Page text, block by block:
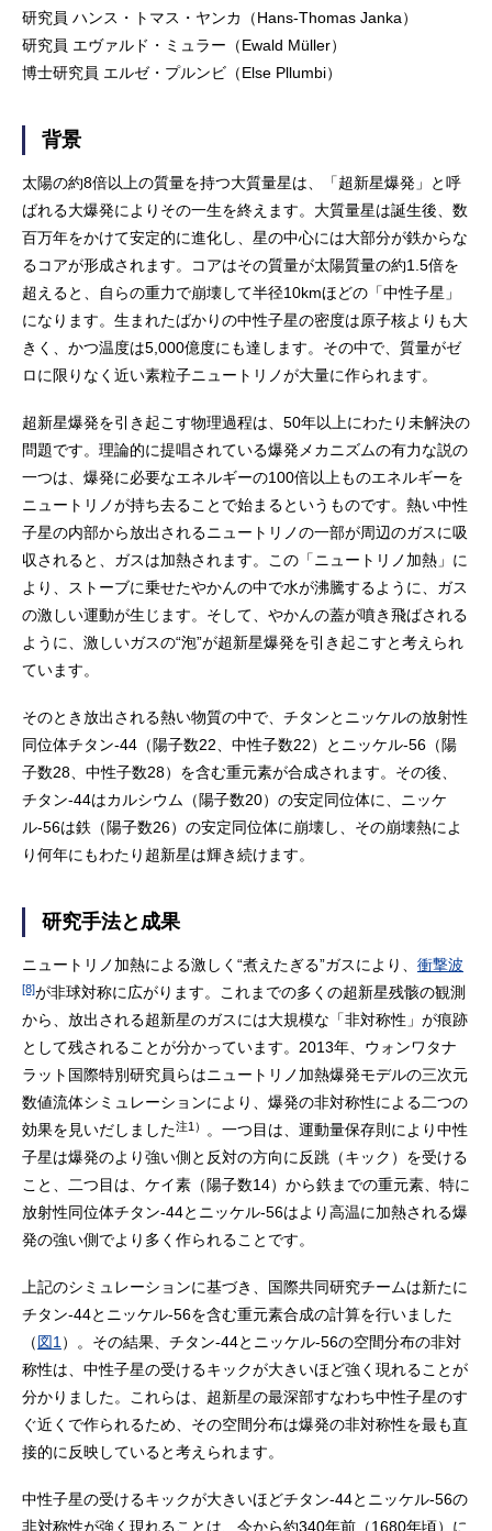
研究員 ハンス・トマス・ヤンカ（Hans-Thomas Janka）
研究員 エヴァルド・ミュラー（Ewald Müller）
博士研究員 エルゼ・プルンビ（Else Pllumbi）
背景
太陽の約8倍以上の質量を持つ大質量星は、「超新星爆発」と呼
ばれる大爆発によりその一生を終えます。大質量星は誕生後、数
百万年をかけて安定的に進化し、星の中心には大部分が鉄からな
るコアが形成されます。コアはその質量が太陽質量の約1.5倍を
超えると、自らの重力で崩壊して半径10kmほどの「中性子星」
になります。生まれたばかりの中性子星の密度は原子核よりも大
きく、かつ温度は5,000億度にも達します。その中で、質量がゼ
ロに限りなく近い素粒子ニュートリノが大量に作られます。
超新星爆発を引き起こす物理過程は、50年以上にわたり未解決の
問題です。理論的に提唱されている爆発メカニズムの有力な説の
一つは、爆発に必要なエネルギーの100倍以上ものエネルギーを
ニュートリノが持ち去ることで始まるというものです。熱い中性
子星の内部から放出されるニュートリノの一部が周辺のガスに吸
収されると、ガスは加熱されます。この「ニュートリノ加熱」に
より、ストーブに乗せたやかんの中で水が沸騰するように、ガス
の激しい運動が生じます。そして、やかんの蓋が噴き飛ばされる
ように、激しいガスの“泡”が超新星爆発を引き起こすと考えられ
ています。
そのとき放出される熱い物質の中で、チタンとニッケルの放射性
同位体チタン-44（陽子数22、中性子数22）とニッケル-56（陽
子数28、中性子数28）を含む重元素が合成されます。その後、
チタン-44はカルシウム（陽子数20）の安定同位体に、ニッケ
ル-56は鉄（陽子数26）の安定同位体に崩壊し、その崩壊熱によ
り何年にもわたり超新星は輝き続けます。
研究手法と成果
ニュートリノ加熱による激しく“煮えたぎる”ガスにより、 衝撃波
[8]が非球対称に広がります。これまでの多くの超新星残骸の観測
から、放出される超新星のガスには大規模な「非対称性」が痕跡
として残されることが分かっています。2013年、ウォンワタナ
ラット国際特別研究員らはニュートリノ加熱爆発モデルの三次元
数値流体シミュレーションにより、爆発の非対称性による二つの
効果を見いだしました注1）
。一つ目は、運動量保存則により中性
子星は爆発のより強い側と反対の方向に反跳（キック）を受ける
こと、二つ目は、ケイ素（陽子数14）から鉄までの重元素、特に
放射性同位体チタン-44とニッケル-56はより高温に加熱される爆
発の強い側でより多く作られることです。
上記のシミュレーションに基づき、国際共同研究チームは新たに
チタン-44とニッケル-56を含む重元素合成の計算を行いました
（図1 ）。その結果、チタン-44とニッケル-56の空間分布の非対
称性は、中性子星の受けるキックが大きいほど強く現れることが
分かりました。これらは、超新星の最深部すなわち中性子星のす
ぐ近くで作られるため、その空間分布は爆発の非対称性を最も直
接的に反映していると考えられます。
中性子星の受けるキックが大きいほどチタン-44とニッケル-56の
非対称性が強く現れることは、今から約340年前（1680年頃）に